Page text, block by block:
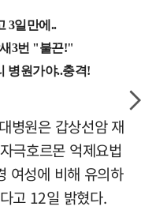
병원은 갑상선암 재
극호르몬 억제요법
여성에 비해 유의하
고 12일 밝혔다.